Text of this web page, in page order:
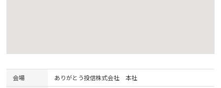
会場 ありがとう投信株式会社 本社